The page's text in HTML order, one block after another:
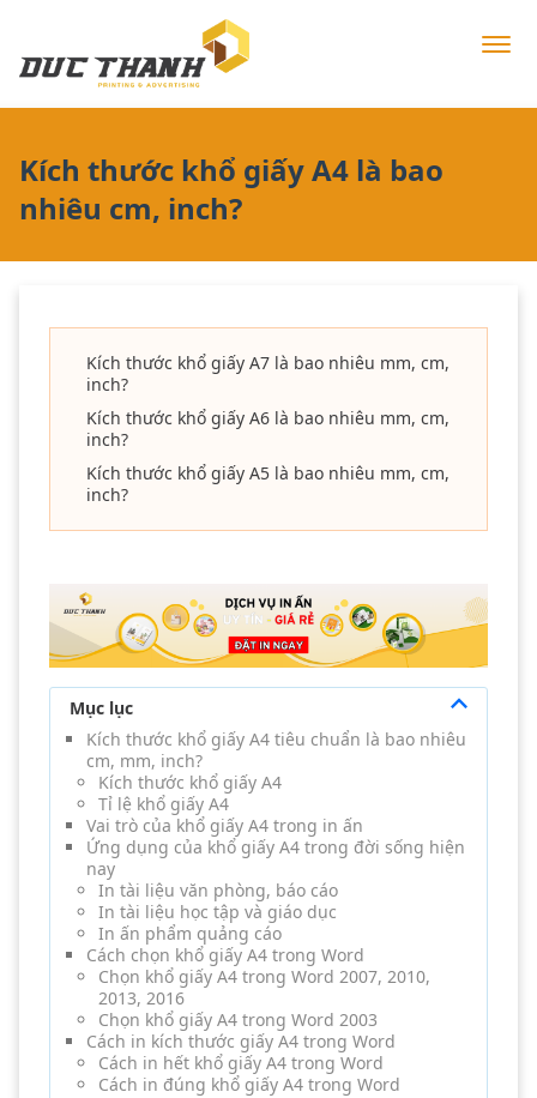
Kích thước khổ giấy A4 là bao
nhiêu cm, inch?
Kích thước khổ giấy A7 là bao nhiêu mm, cm,
inch?
Kích thước khổ giấy A6 là bao nhiêu mm, cm,
inch?
Kích thước khổ giấy A5 là bao nhiêu mm, cm,
inch?
Mục lục
Kích thước khổ giấy A4 tiêu chuẩn là bao nhiêu
cm, mm, inch?
Kích thước khổ giấy A4
Tỉ lệ khổ giấy A4
Vai trò của khổ giấy A4 trong in ấn
Ứng dụng của khổ giấy A4 trong đời sống hiện
nay
In tài liệu văn phòng, báo cáo
In tài liệu học tập và giáo dục
In ấn phẩm quảng cáo
Cách chọn khổ giấy A4 trong Word
Chọn khổ giấy A4 trong Word 2007, 2010,
2013, 2016
Chọn khổ giấy A4 trong Word 2003
Cách in kích thước giấy A4 trong Word
Cách in hết khổ giấy A4 trong Word
Cách in đúng khổ giấy A4 trong Word